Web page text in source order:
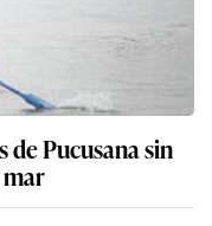
de Pucusana sin